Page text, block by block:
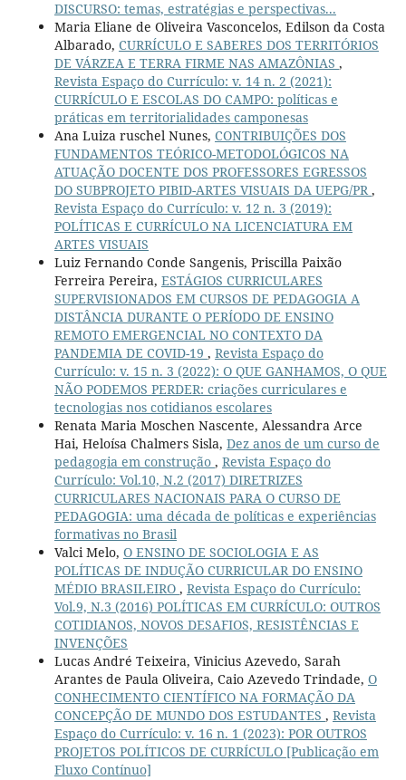
DISCURSO: temas, estratégias e perspectivas...
Maria Eliane de Oliveira Vasconcelos, Edilson da Costa
Albarado, CURRÍCULO E SABERES DOS TERRITÓRIOS
DE VÁRZEA E TERRA FIRME NAS AMAZÔNIAS ,
Revista Espaço do Currículo: v. 14 n. 2 (2021):
CURRÍCULO E ESCOLAS DO CAMPO: políticas e
práticas em territorialidades camponesas
Ana Luiza ruschel Nunes, CONTRIBUIÇÕES DOS
FUNDAMENTOS TEÓRICO-METODOLÓGICOS NA
ATUAÇÃO DOCENTE DOS PROFESSORES EGRESSOS
DO SUBPROJETO PIBID-ARTES VISUAIS DA UEPG/PR,
Revista Espaço do Currículo: v. 12 n. 3 (2019):
POLÍTICAS E CURRÍCULO NA LICENCIATURA EM
ARTES VISUAIS
Luiz Fernando Conde Sangenis, Priscilla Paixão
Ferreira Pereira, ESTÁGIOS CURRICULARES
SUPERVISIONADOS EM CURSOS DE PEDAGOGIA A
DISTÂNCIA DURANTE O PERÍODO DE ENSINO
REMOTO EMERGENCIAL NO CONTEXTO DA
PANDEMIA DE COVID-19 , Revista Espaço do
Currículo: v. 15 n. 3 (2022): O QUE GANHAMOS, O QUE
NÃO PODEMOS PERDER: criações curriculares e
tecnologias nos cotidianos escolares
Renata Maria Moschen Nascente, Alessandra Arce
Hai, Heloísa Chalmers Sisla, Dez anos de um curso de
pedagogia em construção , Revista Espaço do
Currículo: Vol.10, N.2 (2017) DIRETRIZES
CURRICULARES NACIONAIS PARA O CURSO DE
PEDAGOGIA: uma década de políticas e experiências
formativas no Brasil
Valci Melo, O ENSINO DE SOCIOLOGIA E AS
POLÍTICAS DE INDUÇÃO CURRICULAR DO ENSINO
MÉDIO BRASILEIRO , Revista Espaço do Currículo:
Vol.9, N.3 (2016) POLÍTICAS EM CURRÍCULO: OUTROS
COTIDIANOS, NOVOS DESAFIOS, RESISTÊNCIAS E
INVENÇÕES
Lucas André Teixeira, Vinicius Azevedo, Sarah
Arantes de Paula Oliveira, Caio Azevedo Trindade, O
CONHECIMENTO CIENTÍFICO NA FORMAÇÃO DA
CONCEPÇÃO DE MUNDO DOS ESTUDANTES , Revista
Espaço do Currículo: v. 16 n. 1 (2023): POR OUTROS
PROJETOS POLÍTICOS DE CURRÍCULO [Publicação em
Fluxo Contínuo]